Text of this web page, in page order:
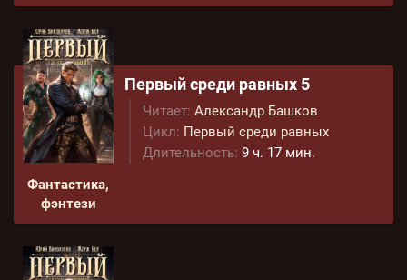
Фантастика,
фэнтези
Первый среди равных 5
Читает: Александр Башков
Цикл: Первый среди равных
Длительность: 9 ч. 17 мин.